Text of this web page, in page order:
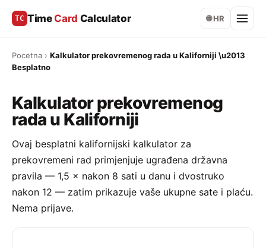
TC Time Card Calculator 🌐 HR
Pocetna › Kalkulator prekovremenog rada u Kaliforniji \u2013
Besplatno
Kalkulator prekovremenog
rada u Kaliforniji
Ovaj besplatni kalifornijski kalkulator za
prekovremeni rad primjenjuje ugrađena državna
pravila — 1,5 × nakon 8 sati u danu i dvostruko
nakon 12 — zatim prikazuje vaše ukupne sate i plaću.
Nema prijave.